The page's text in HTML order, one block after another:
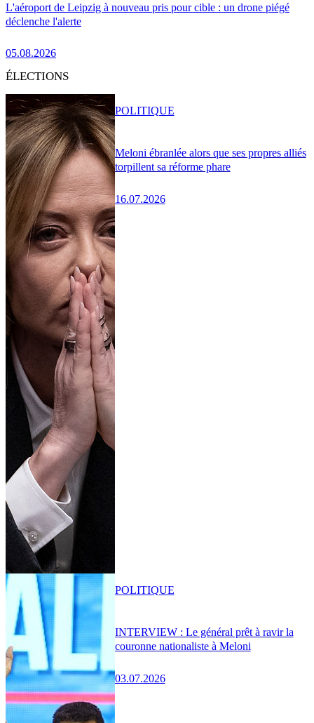
L'aéroport de Leipzig à nouveau pris pour cible : un drone piégé
déclenche l'alerte
05.08.2026
ÉLECTIONS
Meloni ébranlée alors que ses propres alliés
torpillent sa réforme phare
16.07.2026
POLITIQUE
INTERVIEW : Le général prêt à ravir la
couronne nationaliste à Meloni
03.07.2026
POLITIQUE